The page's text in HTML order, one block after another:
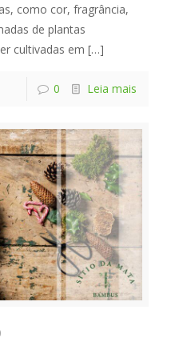
como cor, fragrância,
de plantas
cultivadas em […]
0 Leia mais